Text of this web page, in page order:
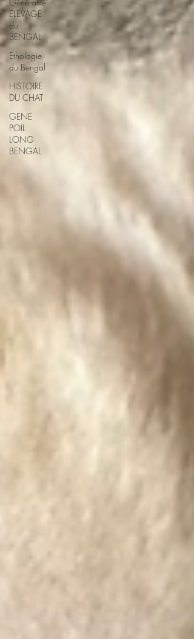
ELEVAGE
du
BENGAL
Ethologie
du Bengal
HISTOIRE
DU CHAT
GENE
POIL
LONG
BENGAL